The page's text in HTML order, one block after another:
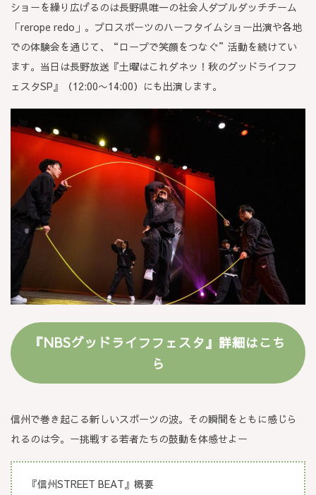
ショーを繰り広げるのは長野県唯一の社会人ダブルダッチチーム
「rerope redo」。 プロスポーツのハーフタイムショー出演や各地
での体験会を通じて、“ロープで笑顔をつなぐ”活動を続けてい
ます。当日は長野放送『土曜はこれダネッ！秋のグッドライフフ
ェスタSP』（12:00〜14:00）にも出演します。
『NBSグッドライフフェスタ』詳細はこち
ら
信州で巻き起こる新しいスポーツの波。その瞬間をともに感じら
れるのは今。 ー挑戦する若者たちの鼓動を体感せよー
『信州STREET BEAT』概要